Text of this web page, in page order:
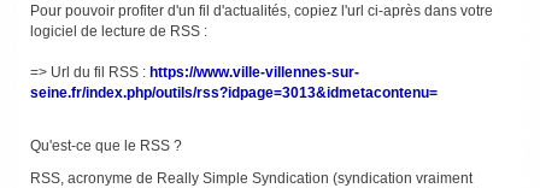
Pour pouvoir profiter d'un fil d'actualités, copiez l'url ci-après dans votre
logiciel de lecture de RSS :
=> Url du fil RSS : https://www.ville-villennes-sur-
seine.fr/index.php/outils/rss?idpage=3013&idmetacontenu=
Qu'est-ce que le RSS ?
RSS, acronyme de Really Simple Syndication (syndication vraiment